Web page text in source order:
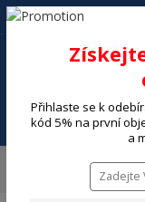
+420 602 494 600
Zastřihovač vlasů
Přihlaste se k
kód 5% na první
a